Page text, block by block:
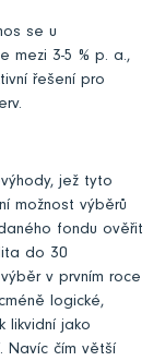
se u
mezi 3-5 % p. a.,
řešení pro
jež tyto
možnost výběrů
fondu ověřit
do 30
v prvním roce
logické,
likvidní jako
Navíc čím větší